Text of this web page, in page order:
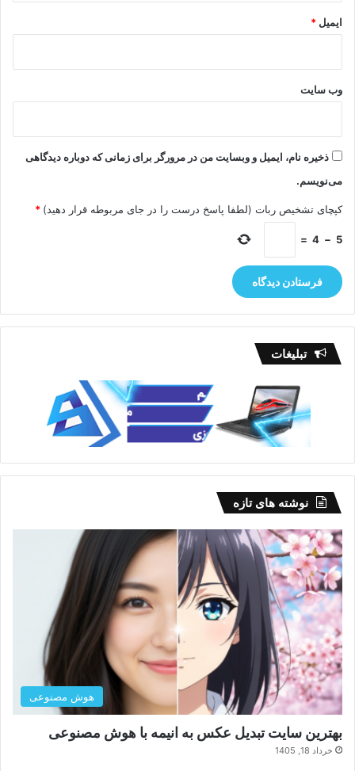
ایمیل *
وب‌ سایت
ذخیره نام، ایمیل و وبسایت من در مرورگر برای زمانی که دوباره دیدگاهی
می‌نویسم.
کپچای تشخیص ربات (لطفا پاسخ درست را در جای مربوطه قرار دهید) *
5
−
4
=
تبلیغات
نوشته های تازه
هوش مصنوعی
بهترین سایت تبدیل عکس به انیمه با هوش مصنوعی
خرداد 18, 1405